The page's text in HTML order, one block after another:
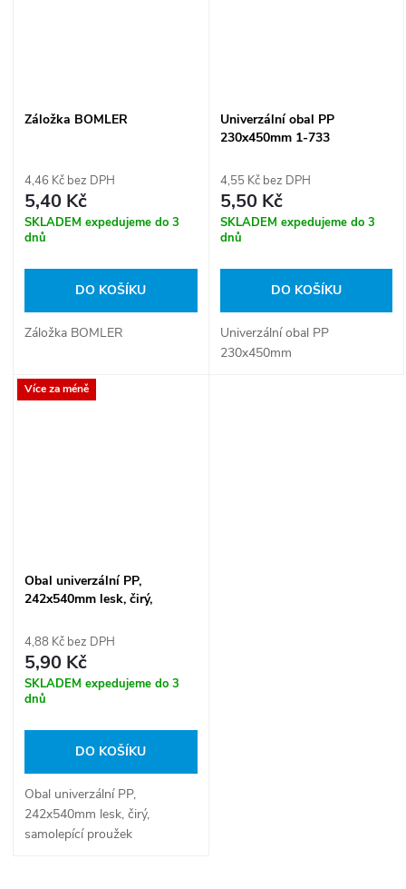
Záložka BOMLER
4,46 Kč bez DPH
5,40 Kč
SKLADEM expedujeme do 3
dnů
DO KOŠÍKU
Záložka BOMLER
Univerzální obal PP
230x450mm 1-733
4,55 Kč bez DPH
5,50 Kč
SKLADEM expedujeme do 3
dnů
DO KOŠÍKU
Univerzální obal PP
230x450mm
Více za méně
Obal univerzální PP,
242x540mm lesk, čirý,
4,88 Kč bez DPH
5,90 Kč
SKLADEM expedujeme do 3
dnů
DO KOŠÍKU
Obal univerzální PP,
242x540mm lesk, čirý,
samolepící proužek